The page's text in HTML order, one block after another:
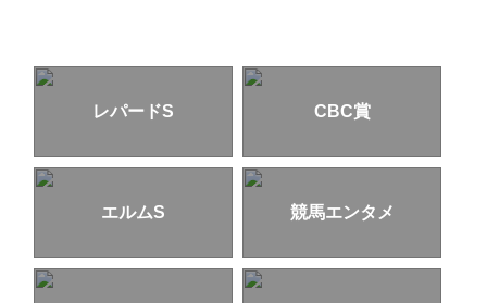
レパードS CBC賞
エルムS 競馬エンタメ